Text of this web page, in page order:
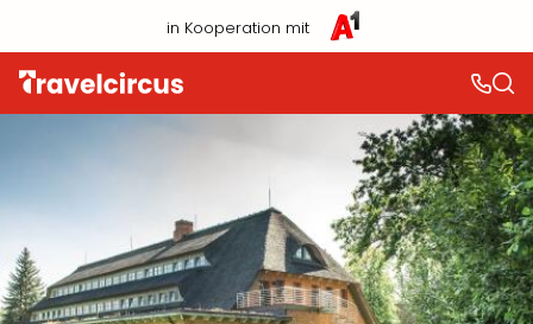
in Kooperation mit